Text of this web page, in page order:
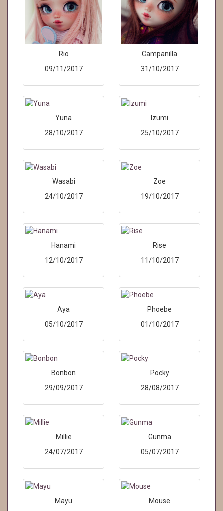
Rio
09/11/2017
Campanilla
31/10/2017
Yuna
28/10/2017
Izumi
25/10/2017
Wasabi
24/10/2017
Zoe
19/10/2017
Hanami
12/10/2017
Rise
11/10/2017
Aya
05/10/2017
Phoebe
01/10/2017
Bonbon
29/09/2017
Pocky
28/08/2017
Millie
24/07/2017
Gunma
05/07/2017
Mayu
Mouse